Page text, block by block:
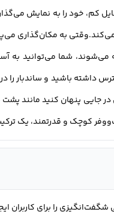
به مکان‌گذاری
می‌شوند، شما می‌توانید
داشته باشید و ساندبار
جایی پنهان کنید مانند
کوچک و قدرتمند، یک